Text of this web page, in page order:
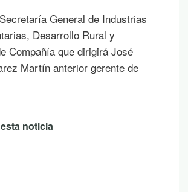
para leer junto al mar, bajo la
árbol o mientras contemplas
en la montaña.